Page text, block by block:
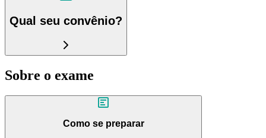
Qual seu convênio?
Sobre o exame
Como se preparar